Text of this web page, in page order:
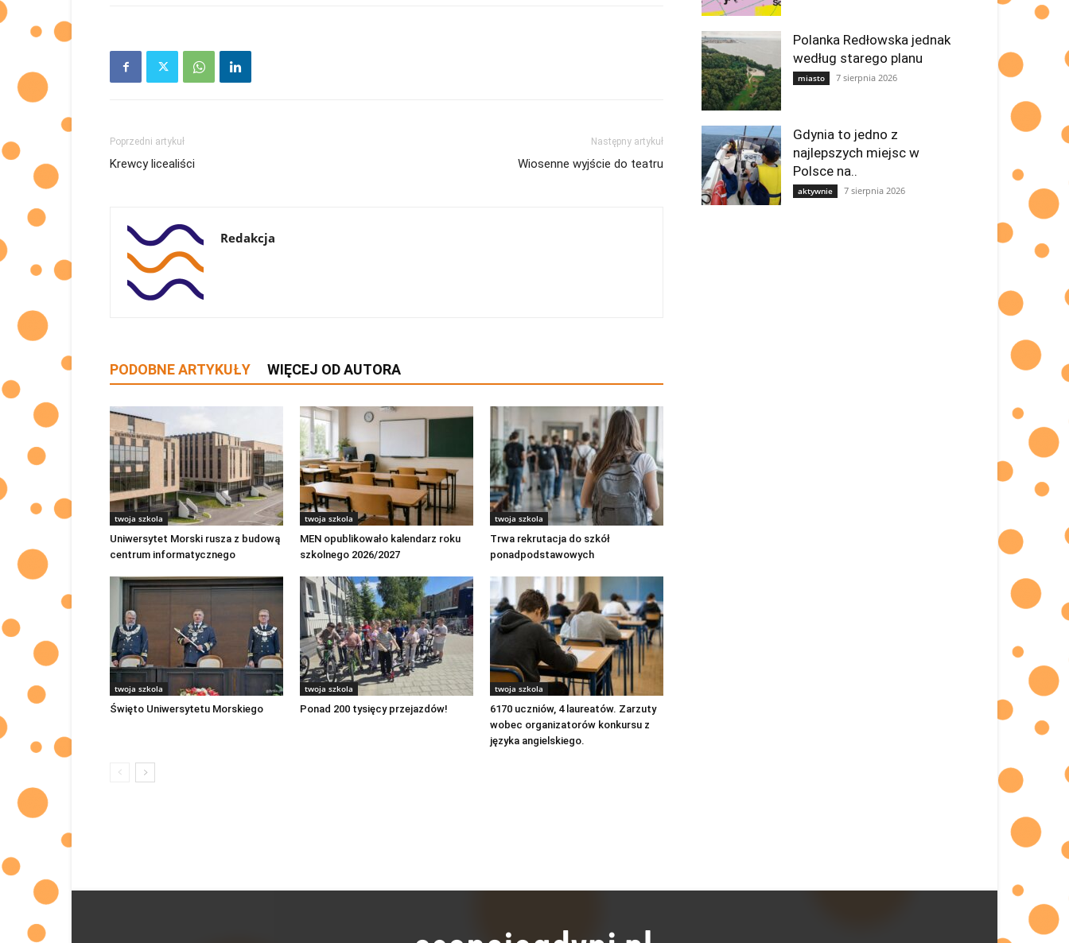
Poprzedni artykuł
Krewcy licealiści
Następny artykuł
Wiosenne wyjście do teatru
Redakcja
PODOBNE ARTYKUŁY WIĘCEJ OD AUTORA
twoja szkola
Uniwersytet Morski rusza z budową
centrum informatycznego
twoja szkola
MEN opublikowało kalendarz roku
szkolnego 2026/2027
twoja szkola
Trwa rekrutacja do szkół
ponadpodstawowych
twoja szkola
Święto Uniwersytetu Morskiego
twoja szkola
Ponad 200 tysięcy przejazdów!
twoja szkola
6170 uczniów, 4 laureatów. Zarzuty
wobec organizatorów konkursu z
języka angielskiego.
Polanka Redłowska jednak
według starego planu
miasto 7 sierpnia 2026
Gdynia to jedno z
najlepszych miejsc w
Polsce na..
aktywnie 7 sierpnia 2026